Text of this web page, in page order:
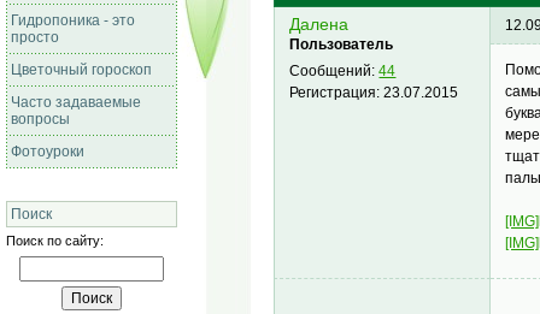
Гидропоника - это
просто
Цветочный гороскоп
Часто задаваемые
вопросы
Фотоуроки
Поиск
Поиск по сайту:
Далена
Пользователь
Сообщений:44
Регистрация:23.07.2015